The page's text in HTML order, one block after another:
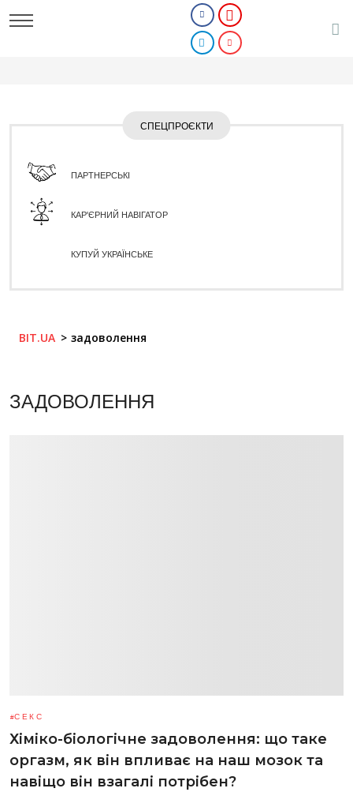
СПЕЦПРОЄКТИ
ПАРТНЕРСЬКІ
КАР'ЄРНИЙ НАВІГАТОР
КУПУЙ УКРАЇНСЬКЕ
BIT.UA задоволення
ЗАДОВОЛЕННЯ
СЕКС
Хіміко-біологічне задоволення: що таке
оргазм, як він впливає на наш мозок та
навіщо він взагалі потрібен?